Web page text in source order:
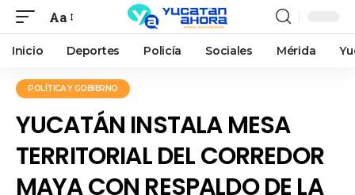
Aa
Inicio Deportes Policía Sociales Mérida
POLÍTICA Y GOBIERNO
YUCATÁN INSTALA MESA
TERRITORIAL DEL CORREDOR
MAYA CON RESPALDO DE LA